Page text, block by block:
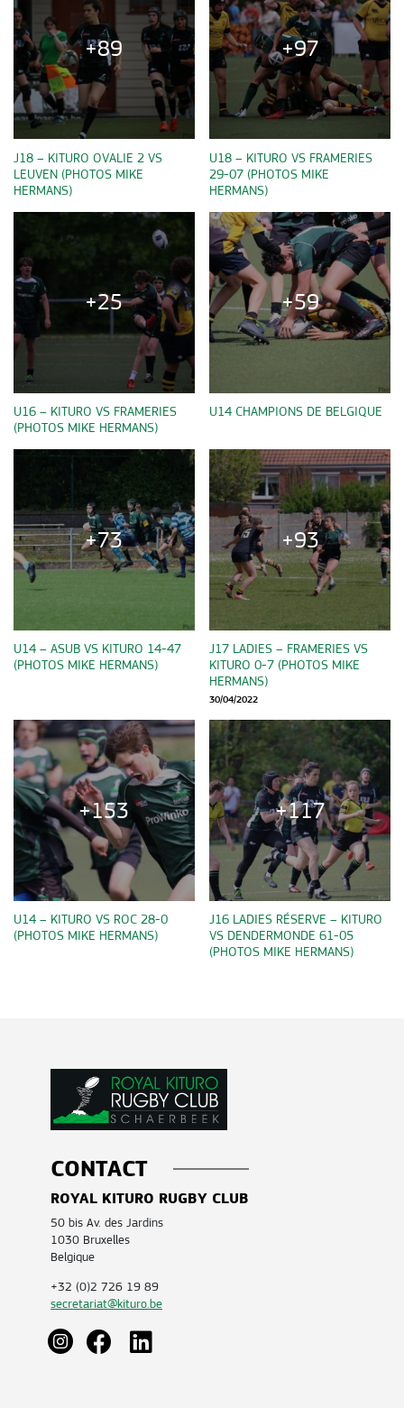
+89
J18 – KITURO OVALIE 2 VS
LEUVEN (PHOTOS MIKE
HERMANS)
+97
U18 – KITURO VS FRAMERIES
29-07 (PHOTOS MIKE
HERMANS)
+25
U16 – KITURO VS FRAMERIES
(PHOTOS MIKE HERMANS)
+59
U14 CHAMPIONS DE BELGIQUE
+73
U14 – ASUB VS KITURO 14-47
(PHOTOS MIKE HERMANS)
+93
J17 LADIES – FRAMERIES VS
KITURO 0-7 (PHOTOS MIKE
HERMANS)
30/04/2022
+153
U14 – KITURO VS ROC 28-0
(PHOTOS MIKE HERMANS)
+117
J16 LADIES RÉSERVE – KITURO
VS DENDERMONDE 61-05
(PHOTOS MIKE HERMANS)
CONTACT
ROYAL KITURO RUGBY CLUB
50 bis Av. des Jardins
1030 Bruxelles
Belgique
+32 (0)2 726 19 89
secretariat@kituro.be